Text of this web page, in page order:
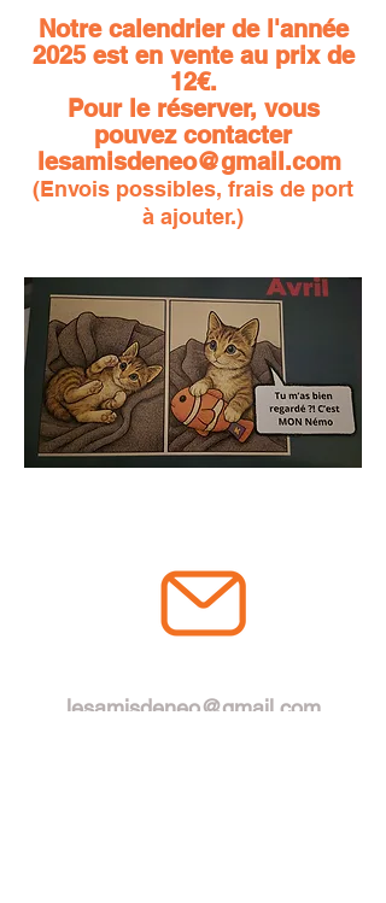
Notre calendrier de l'année
2025 est en vente au prix de
12€.
Pour le réserver, vous
pouvez contacter
lesamisdeneo@gmail.com
(Envois possibles, frais de port
à ajouter.)
lesamisdeneo@gmail.com